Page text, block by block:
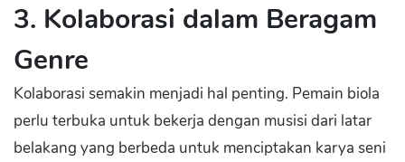
3. Kolaborasi dalam Beragam
Genre
Kolaborasi semakin menjadi hal penting. Pemain biola
perlu terbuka untuk bekerja dengan musisi dari latar
belakang yang berbeda untuk menciptakan karya seni